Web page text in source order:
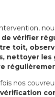
de vérifier
toit,
nettoyer les
nos